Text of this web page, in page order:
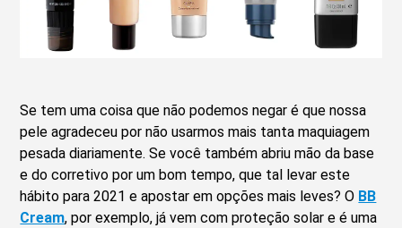
Se tem uma coisa que não podemos negar é que nossa
pele agradeceu por não usarmos mais tanta maquiagem
pesada diariamente. Se você também abriu mão da base
e do corretivo por um bom tempo, que tal levar este
hábito para 2021 e apostar em opções mais leves? O BB
Cream, por exemplo, já vem com proteção solar e é uma